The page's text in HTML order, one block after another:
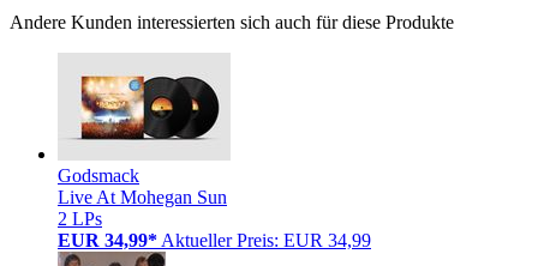
Andere Kunden interessierten sich auch für diese Produkte
Godsmack
Live At Mohegan Sun
2 LPs
EUR 34,99* Aktueller Preis: EUR 34,99